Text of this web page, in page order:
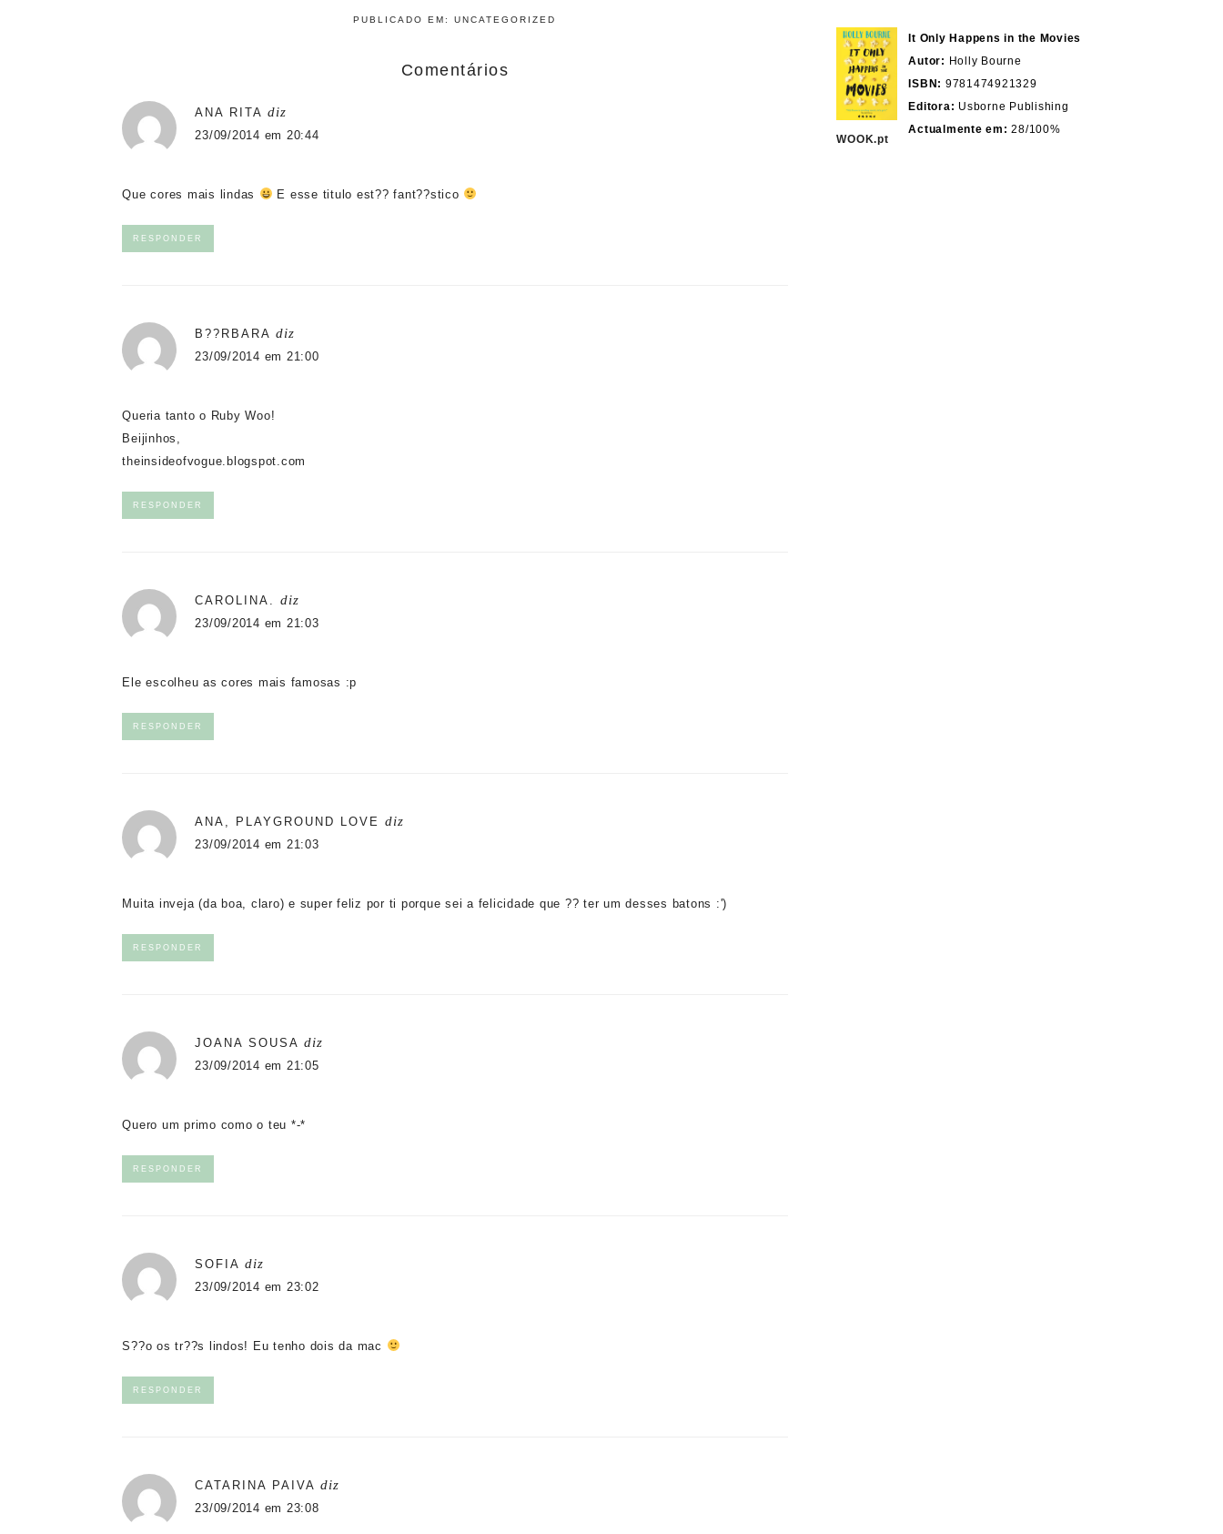
PUBLICADO EM:UNCATEGORIZED
Comentários
ANA RITA diz
23/09/2014 em 20:44
Que cores mais lindas E esse titulo est?? fant??stico
RESPONDER
B??RBARA diz
23/09/2014 em 21:00
Queria tanto o Ruby Woo!
Beijinhos,
theinsideofvogue.blogspot.com
RESPONDER
CAROLINA. diz
23/09/2014 em 21:03
Ele escolheu as cores mais famosas :p
RESPONDER
ANA, PLAYGROUND LOVE diz
23/09/2014 em 21:03
Muita inveja (da boa, claro) e super feliz por ti porque sei a felicidade que ?? ter um desses batons :')
RESPONDER
JOANA SOUSA diz
23/09/2014 em 21:05
Quero um primo como o teu *-*
RESPONDER
SOFIA diz
23/09/2014 em 23:02
S??o os tr??s lindos! Eu tenho dois da mac
RESPONDER
CATARINA PAIVA diz
23/09/2014 em 23:08
WOOK.pt
It Only Happens in the Movies
Autor: Holly Bourne
ISBN: 9781474921329
Editora: Usborne Publishing
Actualmente em: 28/100%